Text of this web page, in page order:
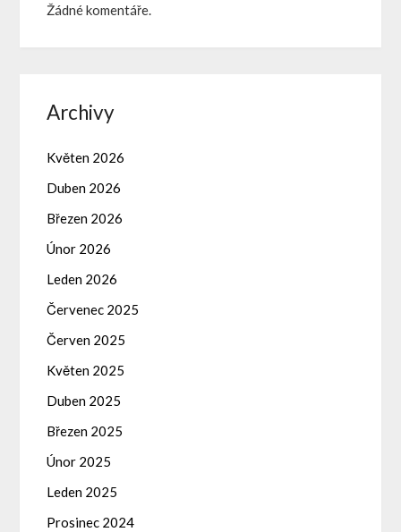
Žádné komentáře.
Archivy
Květen 2026
Duben 2026
Březen 2026
Únor 2026
Leden 2026
Červenec 2025
Červen 2025
Květen 2025
Duben 2025
Březen 2025
Únor 2025
Leden 2025
Prosinec 2024